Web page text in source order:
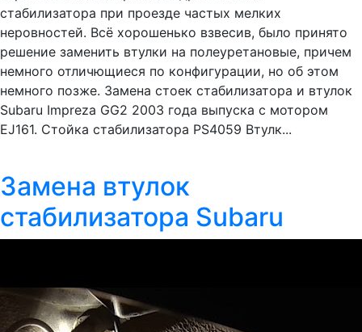
стабилизатора при проезде частых мелких
неровностей. Всё хорошенько взвесив, было принято
решение заменить втулки на полеуретановые, причем
немного отличющиеся по конфигурации, но об этом
немного позже. Замена стоек стабилизатора и втулок
Subaru Impreza GG2 2003 года выпуска с мотором
EJ161. Стойка стабилизатора PS4059 Втулк...
Замена втулок
стабилизатора Subaru